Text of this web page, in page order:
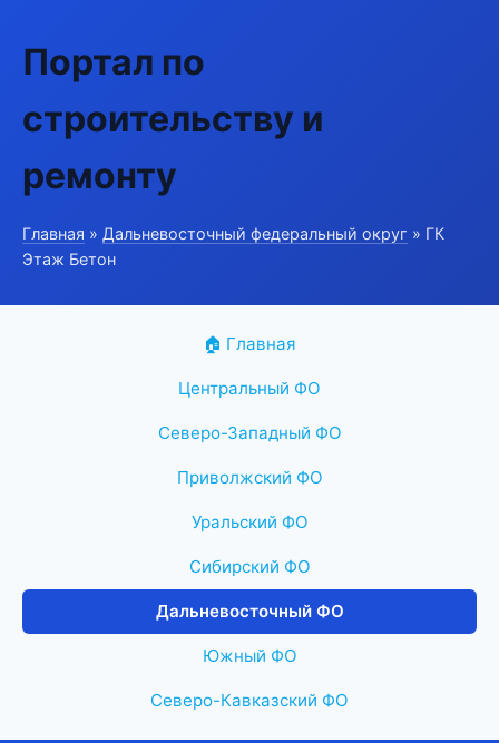
Портал по
строительству и
ремонту
Главная » Дальневосточный федеральный округ » ГК
Этаж Бетон
🏠 Главная
Центральный ФО
Северо-Западный ФО
Приволжский ФО
Уральский ФО
Сибирский ФО
Дальневосточный ФО
Южный ФО
Северо-Кавказский ФО